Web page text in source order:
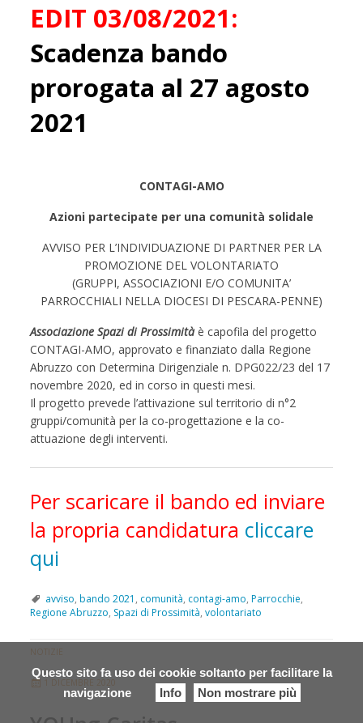
Questo sito fa uso dei cookie soltanto per facilitare la
navigazione
Info Non mostrare più
EDIT 03/08/2021:
Scadenza bando
prorogata al 27 agosto
2021
CONTAGI-AMO
Azioni partecipate per una comunità solidale
AVVISO PER L’INDIVIDUAZIONE DI PARTNER PER LA
PROMOZIONE DEL VOLONTARIATO
(GRUPPI, ASSOCIAZIONI E/O COMUNITA’
PARROCCHIALI NELLA DIOCESI DI PESCARA-PENNE)
Associazione Spazi di Prossimità è capofila del progetto
CONTAGI-AMO, approvato e finanziato dalla Regione
Abruzzo con Determina Dirigenziale n. DPG022/23 del 17
novembre 2020, ed in corso in questi mesi.
Il progetto prevede l’attivazione sul territorio di n°2
gruppi/comunità per la co-progettazione e la co-
attuazione degli interventi.
Per scaricare il bando ed inviare
la propria candidatura cliccare
qui
avviso,bando 2021, comunità, contagi-amo,Parrocchie,
Regione Abruzzo, Spazi di Prossimità,volontariato
NOTIZIE
1 DICEMBRE 2020